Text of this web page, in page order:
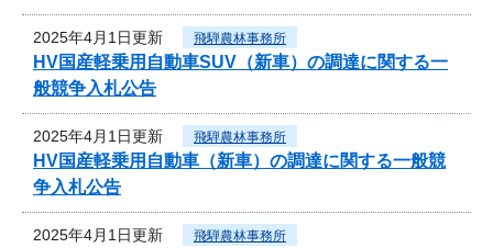
2025年4月1日更新 飛騨農林事務所
HV国産軽乗用自動車SUV（新車）の調達に関する一
般競争入札公告
2025年4月1日更新 飛騨農林事務所
HV国産軽乗用自動車（新車）の調達に関する一般競
争入札公告
2025年4月1日更新 飛騨農林事務所